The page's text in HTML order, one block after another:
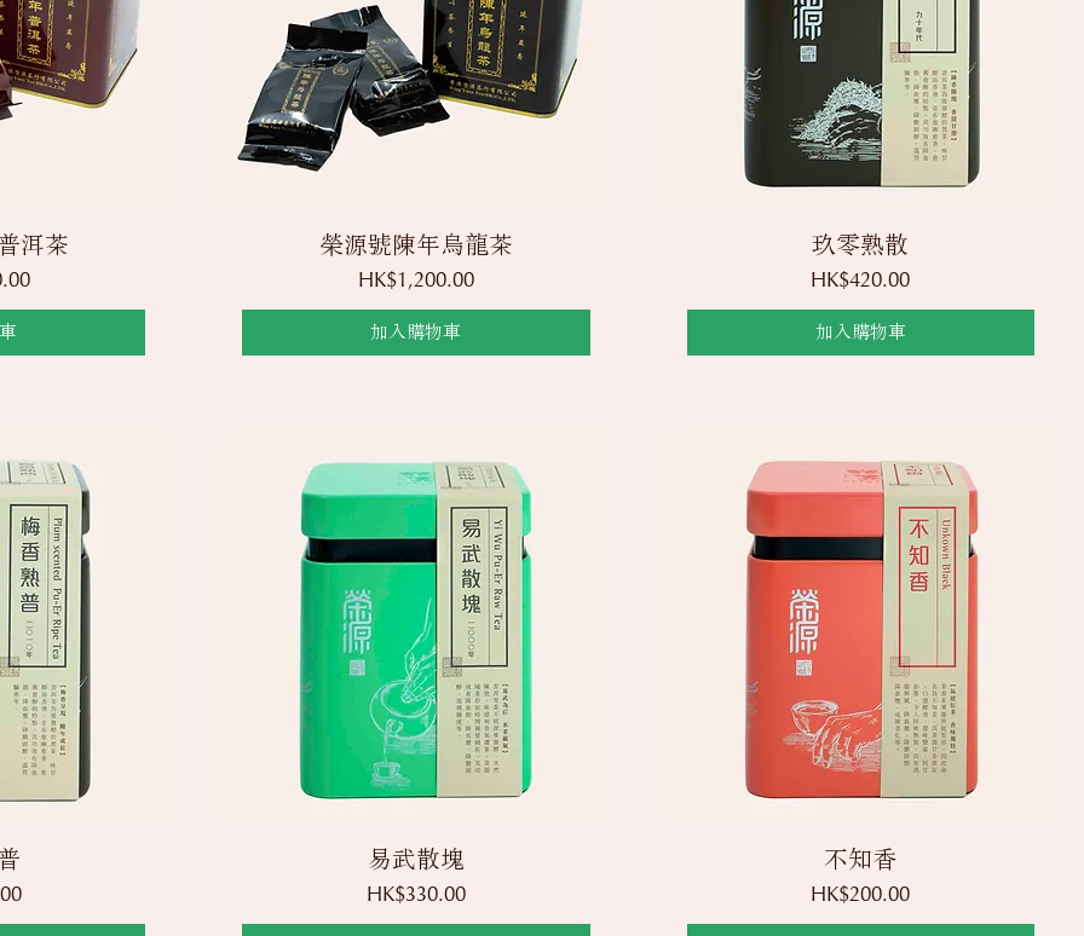
洱茶
快速瀏覽
榮源號陳年烏龍茶
價格
HK$1,200.00
加入購物車
快速瀏覽
玖零熟散
價格
HK$420.00
加入購物車
快速瀏覽
易武散塊
價格
HK$330.00
快速瀏覽
不知香
價格
HK$200.00